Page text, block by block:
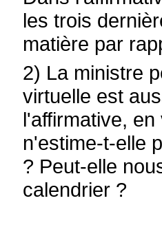
les trois
matière par
2) La ministre
virtuelle est
l'affirmative,
n'estime-t-elle
? Peut-elle
calendrier ?